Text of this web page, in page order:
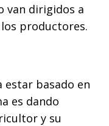
van dirigidos a
productores.
basado en
es dando
y su